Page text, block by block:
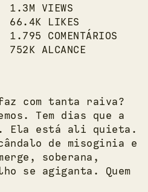
1.3M VIEWS
66.4K LIKES
1.795 COMENTÁRIOS
752K ALCANCE
com tanta raiva?
Tem dias que a
Ela está ali quieta.
de misoginia e
soberana,
se agiganta. Quem